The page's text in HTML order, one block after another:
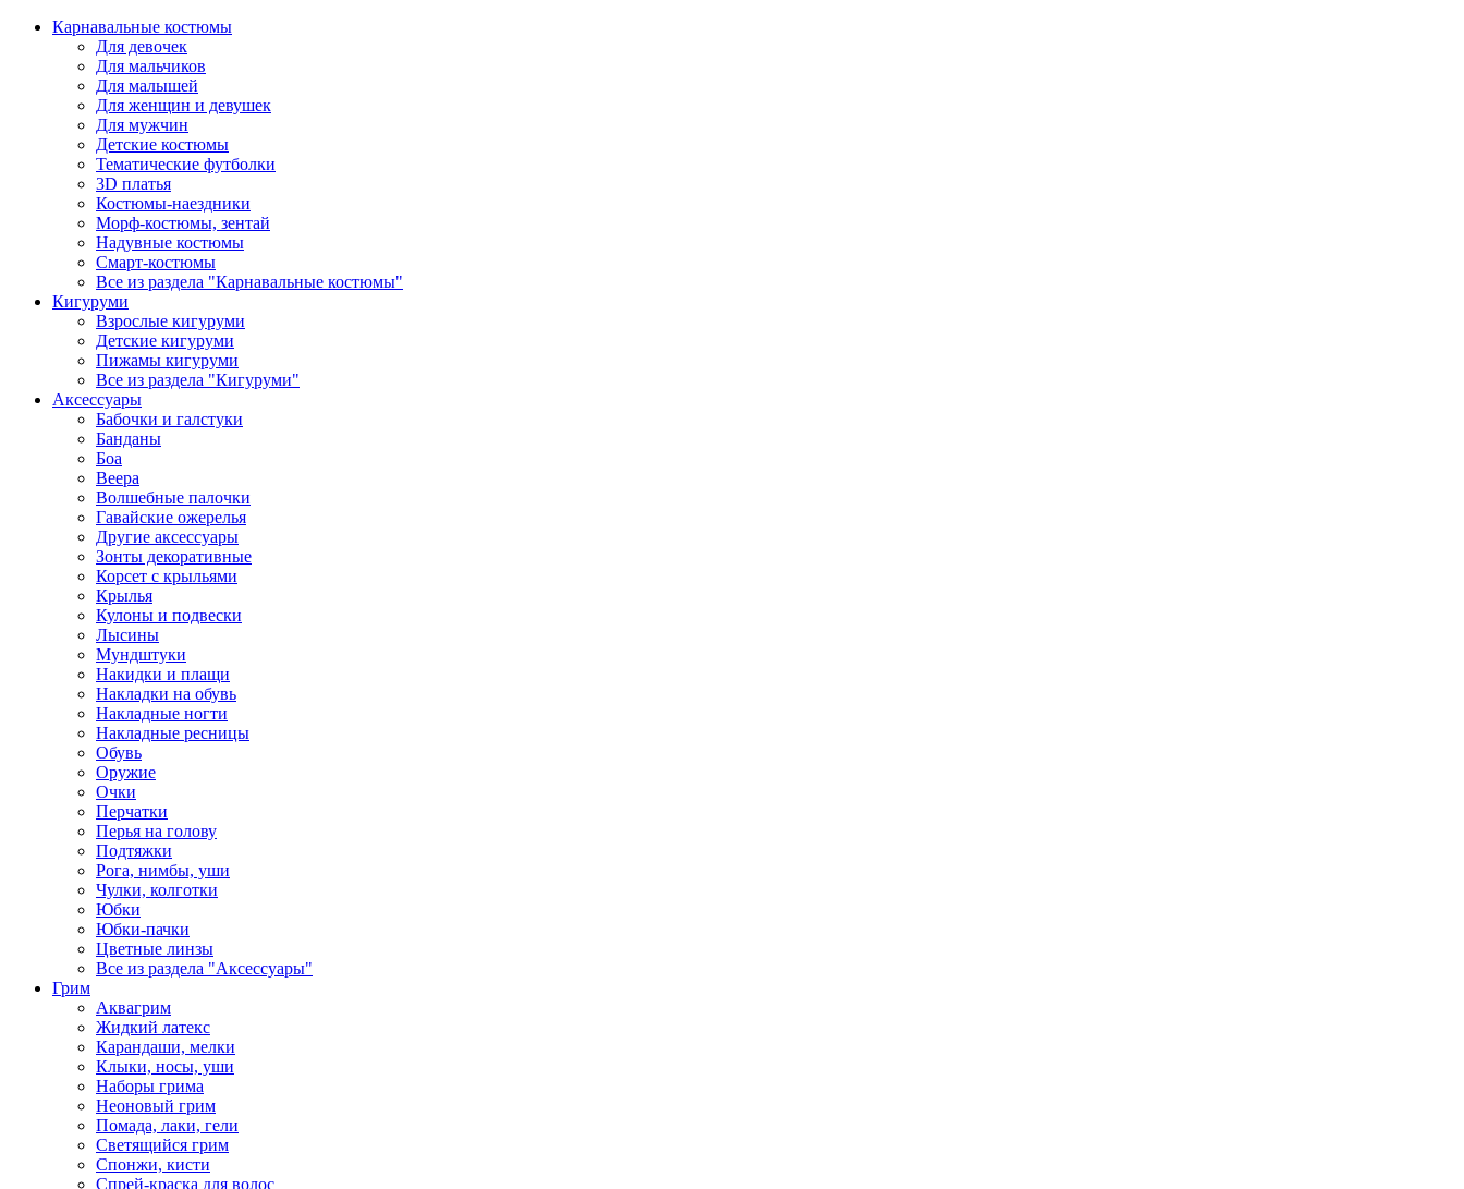
Карнавальные костюмы
Для девочек
Для мальчиков
Для малышей
Для женщин и девушек
Для мужчин
Детские костюмы
Тематические футболки
3D платья
Костюмы-наездники
Морф-костюмы, зентай
Надувные костюмы
Смарт-костюмы
Все из раздела "Карнавальные костюмы"
Кигуруми
Взрослые кигуруми
Детские кигуруми
Пижамы кигуруми
Все из раздела "Кигуруми"
Аксессуары
Бабочки и галстуки
Банданы
Боа
Веера
Волшебные палочки
Гавайские ожерелья
Другие аксессуары
Зонты декоративные
Корсет с крыльями
Крылья
Кулоны и подвески
Лысины
Мундштуки
Накидки и плащи
Накладки на обувь
Накладные ногти
Накладные ресницы
Обувь
Оружие
Очки
Перчатки
Перья на голову
Подтяжки
Рога, нимбы, уши
Чулки, колготки
Юбки
Юбки-пачки
Цветные линзы
Все из раздела "Аксессуары"
Грим
Аквагрим
Жидкий латекс
Карандаши, мелки
Клыки, носы, уши
Наборы грима
Неоновый грим
Помада, лаки, гели
Светящийся грим
Спонжи, кисти
Спрей-краска для волос